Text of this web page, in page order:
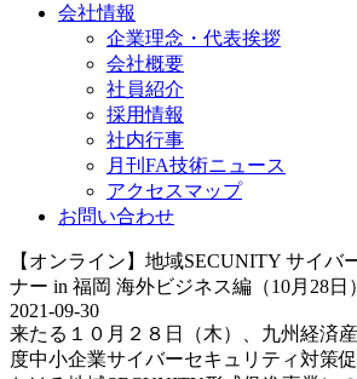
会社情報
企業理念・代表挨拶
会社概要
社員紹介
採用情報
社内行事
月刊FA技術ニュース
アクセスマップ
お問い合わせ
【オンライン】地域SECUNITY サイバ
ナー in 福岡 海外ビジネス編（10月28日）
2021-09-30
来たる１０月２８日（木）、九州経済
度中小企業サイバーセキュリティ対策